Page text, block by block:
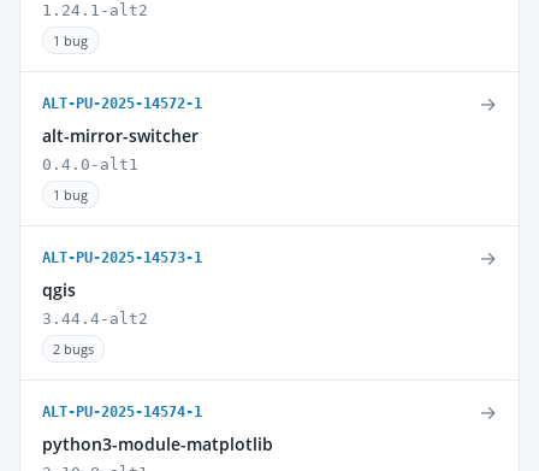
1.24.1-alt2
1 bug
ALT-PU-2025-14572-1
alt-mirror-switcher
0.4.0-alt1
1 bug
→
ALT-PU-2025-14573-1
qgis
3.44.4-alt2
2 bugs
→
ALT-PU-2025-14574-1
python3-module-matplotlib
→